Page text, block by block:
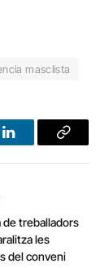
masclista
LinkedInCopy
de treballadors
les
del conveni